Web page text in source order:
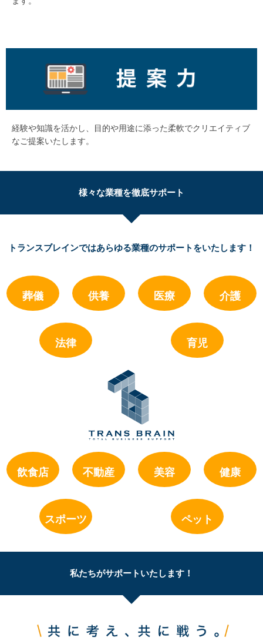
経験や知識を活かし、目的や用途に添った柔軟でクリエイティブ
なご提案いたします。
様々な業種を徹底サポート
トランスブレインではあらゆる業種のサポートをいたします！
葬儀 供養 医療 介護
法律 育児
飲食店 不動産 美容 健康
スポーツ ペット
私たちがサポートいたします！